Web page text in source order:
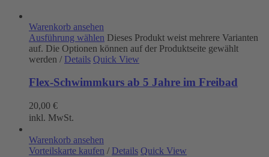
Warenkorb ansehen
Ausführung wählen Dieses Produkt weist mehrere Varianten
auf. Die Optionen können auf der Produktseite gewählt
werden / Details Quick View
Flex-Schwimmkurs ab 5 Jahre im Freibad
20,00 €
inkl. MwSt.
Warenkorb ansehen
Vorteilskarte kaufen / Details Quick View